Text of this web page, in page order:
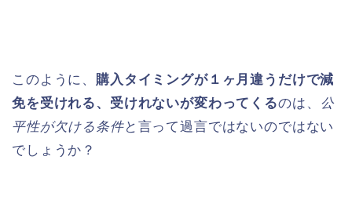
このように、 購入タイミングが１ヶ月違うだけで減
免を受けれる、受けれないが変わってくるのは、 公
平性が欠ける条件と言って過言ではないのではない
でしょうか？